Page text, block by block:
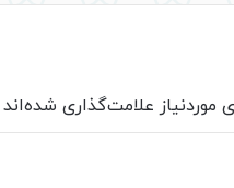
علامت‌گذاری